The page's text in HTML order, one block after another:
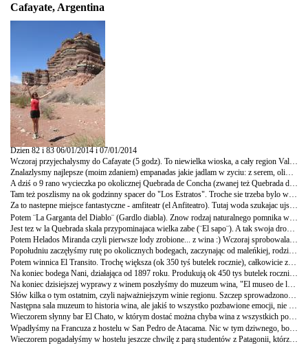
Cafayate, Argentina
Dzien 82 i 83 06/01/2014 i 07/01/2014
Znalazlysmy najlepsze (moim zdaniem) empanadas jakie jadlam w zyciu: z serem, oliwkami, kukurydza, wegetariańskie, mięsne z tuńczykiem... 12 rodzajow! I wino podają w glinianych dzbankach:) "La casa de las empanadas". Polecam! :)
A dziś o 9 rano wycieczka po okolicznej Quebrada de Concha (zwanej też Quebrada de Cafayate). Niezłe widoki, najpierw skały o intensywnym, czerwonym kolorze. Jeszcze w tym palącym słońcu (czy myśmy wybrały na wycieczkę najcieplejszy dzień? Jest chyba ze 35 C°). A potem przystanek na La Yesera, gdzie obserwuje się skały, których kolory układają się w równe paski (jakby ktoś je pomalował): żółty, brązowy, zielony, czerwony. To utlenione minerały, morskie drobne, zwierzeta, rośliny, plankton i muszle (znaleziono tu dość sporo fragmentów muszli, stąd nazwa Quebrada de la Concha) z morza, ktore istniało tu miliony lat temu. Jak w przypadku Atacamy, klimat tu pustynny, suche, popękane skały, piasek, palące słońce, więc znów trudno uwierzyć, że była tu kiedyś wszędzie woda. Ale była, a kolorowe skały i obecność w nich resztek morskich organizmów jest tego dowodem.
Tam też poszlismy na ok godzinny spacer do "Los Estratos". Troche sie trzeba bylo wspiac na gore, ale za to widok na cala okolice i kolorowe gory niesamowity. Spedzilismy tam troche czasu podziwiajac cuda natury. A slonce swiecilo jak w najgoretszy dzien w lato (hmm, w sumie tu lato, jakos nie moge sie przyzwyczaic do upalow w styczniu :) choc wcale nie narzekam, dobrze mi). Potem bylismy na kolejnym punkcie widokowym (Mirador de los Tres Cruces), ale troche gorsze widoki.
Za to nastepne miejsce fantastyczne - amfiteatr (el Anfiteatro). Tutaj woda szukajac ujscia przez tysiace lat wydrazyla w sposob naturalny, wsrod bardzo wysokich skal, prawie okragly plac, w ktorym wytworzyla sie akustyka. Odbywaja sie koncerty i recitale. Jak przyjechaliscy, to akurat grala lokalna grupa ¨Los Quebrados¨. Bardzo mi sie spodobali, sprzedawali plyty i niektore z nich byly nagrywane na zywo, bezposrednio w amfiteatrze :)
Potem ¨La Garganta del Diablo¨ (Gardlo diabla). Znow rodzaj naturalnego pomnika wydrazonego przez miliony lat przez wode splywajaca po skalach. Tam, przez zwezenie miedzy skalami i wchodzac po sliskich skalach, dochodzi sie wprost do... gardla diabla :) Hehe, pieknie wyrzezbione, trovhe ukryte w skalach miejsce. Wyzej niestety wspiac sie nie da, bo niebezpiecznie.
Jest tez w la Quebrada skala przypominajaca wielka zabe (¨El sapo¨). A tak swoja droga to jest tu sporo zab i ropuch. Wczoraj np. biegala sobie spokojnie jedna po centrum miasta w nocy. I mozna je tez spotkac w naszym hostelu na patio, co nie podzialalo na mnie zbyt dobrze, bo poczatkowo wzielam je za myszy, a moja niechec do mysz jest chyba wszystkim znana...
Potem Helados Miranda czyli pierwsze lody zrobione... z wina :) Wczoraj sprobowalam El Cabernet, a dzis poszlysmy z Sarah i ja wzielam Torontes (czyli biale wino z okolic). Baaardzo smaczne, wlasciwie to troche jak zmrozone wino :)
Popołudniu zaczęłyśmy rutę po okolicznych bodegach, zaczynając od maleńkiej, rodzinnej Figueroa. Robią ok 80 tyś butelek rocznie, Malbec i biały Torontés (bardzo dobry). Cały proces odbywa się tu ręcznie i pracuje tu głównie rodzina, zresztą najnowsze wino to "Los 5 Figueroa" na część pięciu synów. Wino sympatyczne, oprowadzanie średnie.
Na koniec dzisiejszej wyprawy z winem poszłyśmy do muzeum wina, "El museo de la Vid y del Vino"). Dość średniawe, choć niektóre informacje i fakty cenne. Najpierw o ukształtowaniu terenu i warunkach naturalnych. Cafayate ma bowiem najwyżej położone winnice na świecie! Cecha ta wraz z dużymi różnicami temperatur, suchym klimatem i wiatami, spowodowały wytworzenie się specyficznego mikroklimatu, idealnego dla Malbeca i Torrontés.
Słów kilka o tym ostatnim, czyli najważniejszym winie regionu. Szczep sprowadzono na początku XIX w. z Hiszpanii, La Rioja. W połączeniu z panującym tu wspominanym wcześniej klimatem, dało to zaskakujący rezultat w postaci unikalnego, lekkiego wina, będącego wizytówką regionu.
Następna sala muzeum to historia wina, ale jakiś to wszystko pozbawione emocji, nie łatwo jest jak widać zrobić ciekawe muzeum o winie!
Wieczorem słynny bar El Chato, w którym dostać można chyba wina z wszystkich pobliskich bodeg (wzięłam Nani, tym razem Cabernet Sauvignon, bardzo dobre, claro!) i deskę sera, wędlin i oliwek. Czasem uwielbiam nasze życie backpackerów... Myśleliście, że będziemy jeść zupki w proszku i popijać woda? ;)